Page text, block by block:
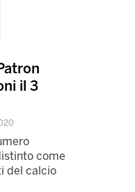
il 3
come
del calcio